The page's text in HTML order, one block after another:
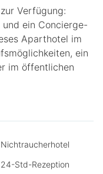
Verfügung:
und ein Concierge-
Aparthotel im
ein
im öffentlichen
Nichtraucherhotel
24-Std-Rezeption